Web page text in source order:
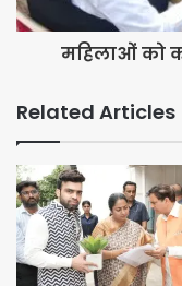
महिलाओं को
Related Articles